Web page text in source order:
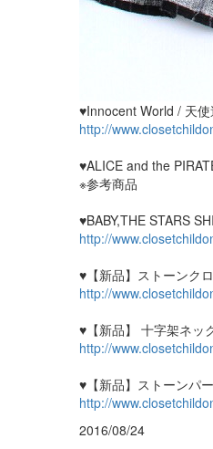
♥Innocent World / 天
http://
♥ALICE and the
※参考商品
♥BABY,THE STARS
http://
♥【新品】ストーンク
http://
♥【新品】 十字架ネッ
http://
♥【新品】ストーンパ
http://
2016/08/24